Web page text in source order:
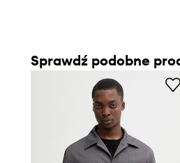
Sprawdź podobne